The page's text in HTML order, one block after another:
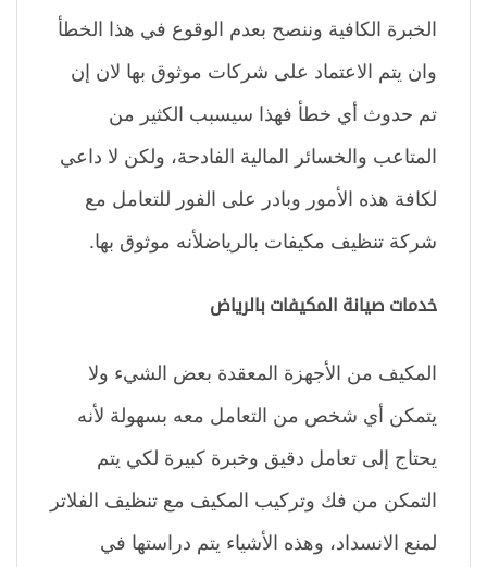
الخبرة الكافية وننصح بعدم الوقوع في هذا الخطأ
وان يتم الاعتماد على شركات موثوق بها لان إن
تم حدوث أي خطأ فهذا سيسبب الكثير من
المتاعب والخسائر المالية الفادحة، ولكن لا داعي
لكافة هذه الأمور وبادر على الفور للتعامل مع
شركة تنظيف مكيفات بالرياضلأنه موثوق بها.
خدمات صيانة المكيفات بالرياض
المكيف من الأجهزة المعقدة بعض الشيء ولا
يتمكن أي شخص من التعامل معه بسهولة لأنه
يحتاج إلى تعامل دقيق وخبرة كبيرة لكي يتم
التمكن من فك وتركيب المكيف مع تنظيف الفلاتر
لمنع الانسداد، وهذه الأشياء يتم دراستها في